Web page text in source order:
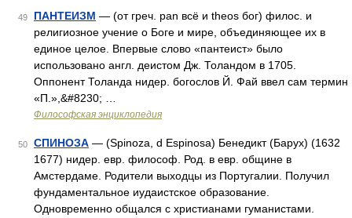
49 ПАНТЕИЗМ — (от греч. pan всё и theos бог) филос. и
религиозное учение о Боге и мире, объединяющее их в
единое целое. Впервые слово «пантеист» было
использовано англ. деистом Дж. Толандом в 1705.
Оппонент Толанда нидер. богослов Й. Фай ввел сам термин
«П.»,&#8230; …
Философская энциклопедия
50 СПИНОЗА — (Spinoza, d Espinosa) Бенедикт (Барух) (1632
1677) нидер. евр. философ. Род. в евр. общине в
Амстердаме. Родители выходцы из Португалии. Получил
фундаментальное иудаистское образование.
Одновременно общался с христианами гуманистами.